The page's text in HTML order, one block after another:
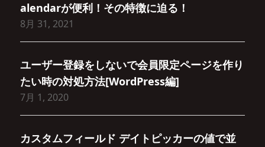
alendarが便利！その特徴に迫る！
8月 31, 2021
ユーザー登録をしないで会員限定ページを作り
たい時の対処方法[WordPress編]
7月 1, 2020
カスタムフィールド デイトピッカーの値で並